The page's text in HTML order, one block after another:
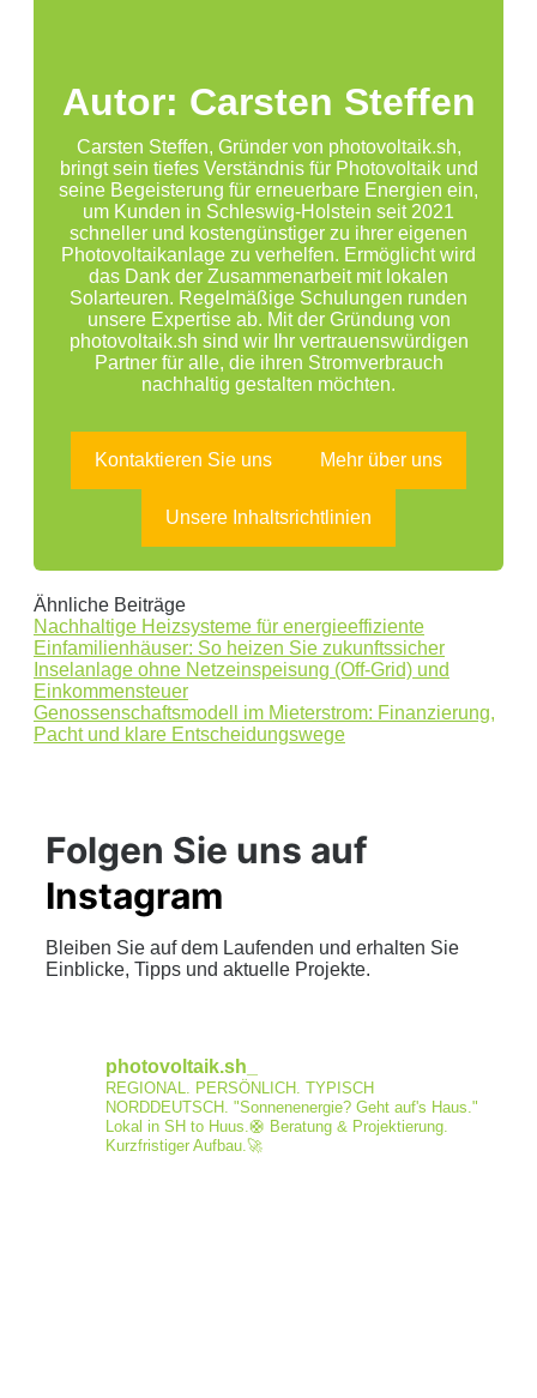
Autor: Carsten Steffen
Carsten Steffen, Gründer von photovoltaik.sh,
bringt sein tiefes Verständnis für Photovoltaik und
seine Begeisterung für erneuerbare Energien ein,
um Kunden in Schleswig-Holstein seit 2021
schneller und kostengünstiger zu ihrer eigenen
Photovoltaikanlage zu verhelfen. Ermöglicht wird
das Dank der Zusammenarbeit mit lokalen
Solarteuren. Regelmäßige Schulungen runden
unsere Expertise ab. Mit der Gründung von
photovoltaik.sh sind wir Ihr vertrauenswürdigen
Partner für alle, die ihren Stromverbrauch
nachhaltig gestalten möchten.
Kontaktieren Sie uns Mehr über uns
Unsere Inhaltsrichtlinien
Ähnliche Beiträge
Nachhaltige Heizsysteme für energieeffiziente
Einfamilienhäuser: So heizen Sie zukunftssicher
Inselanlage ohne Netzeinspeisung (Off-Grid) und
Einkommensteuer
Genossenschaftsmodell im Mieterstrom: Finanzierung,
Pacht und klare Entscheidungswege
Folgen Sie uns auf
Instagram
Bleiben Sie auf dem Laufenden und erhalten Sie
Einblicke, Tipps und aktuelle Projekte.
photovoltaik.sh_
REGIONAL. PERSÖNLICH. TYPISCH
NORDDEUTSCH. "Sonnenenergie? Geht auf's Haus."
Lokal in SH to Huus.🛟 Beratung & Projektierung.
Kurzfristiger Aufbau.🚀